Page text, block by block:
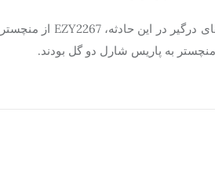
بر اساس این گزارش، پروازهای درگیر در این حادثه، EZY2267 از منچستر